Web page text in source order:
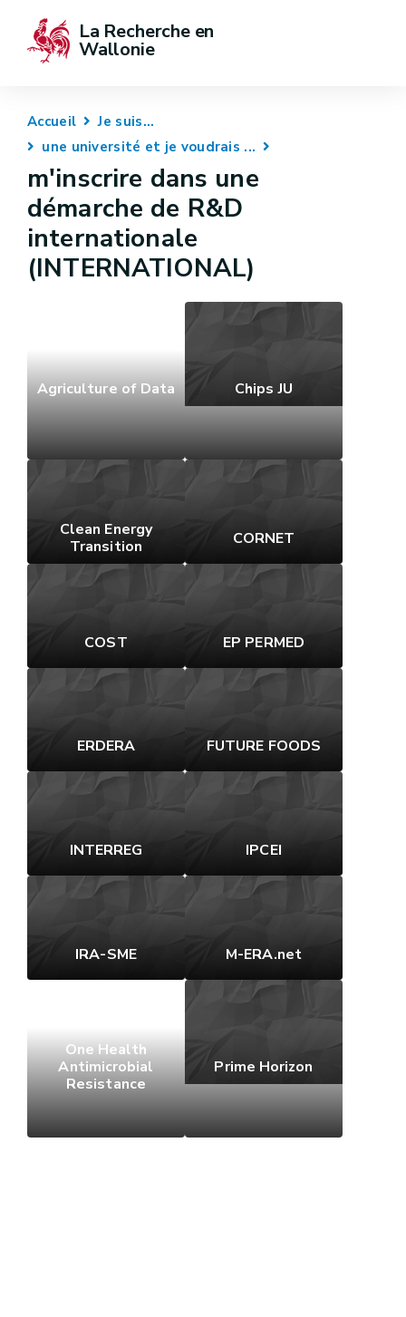
La Recherche en
Wallonie
Accueil
Je suis...
une université et je voudrais ...
m'inscrire dans une
démarche de R&D
internationale
(INTERNATIONAL)
Agriculture of Data Chips JU
Clean Energy
Transition
CORNET
COST EP PERMED
ERDERA FUTURE FOODS
INTERREG IPCEI
IRA-SME M-ERA.net
One Health
Antimicrobial
Resistance
Prime Horizon